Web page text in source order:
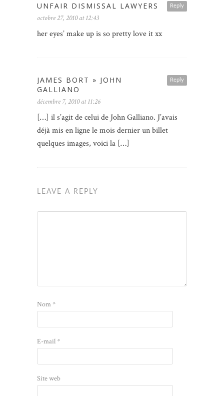
Reply
UNFAIR DISMISSAL LAWYERS
octobre 27, 2010 at 12:43
her eyes’ make up is so pretty love it xx
Reply
JAMES BORT » JOHN
GALLIANO
décembre 7, 2010 at 11:26
[…] il s’agit de celui de John Galliano. J’avais
déjà mis en ligne le mois dernier un billet
quelques images, voici la […]
LEAVE A REPLY
Nom*
E-mail*
Site web